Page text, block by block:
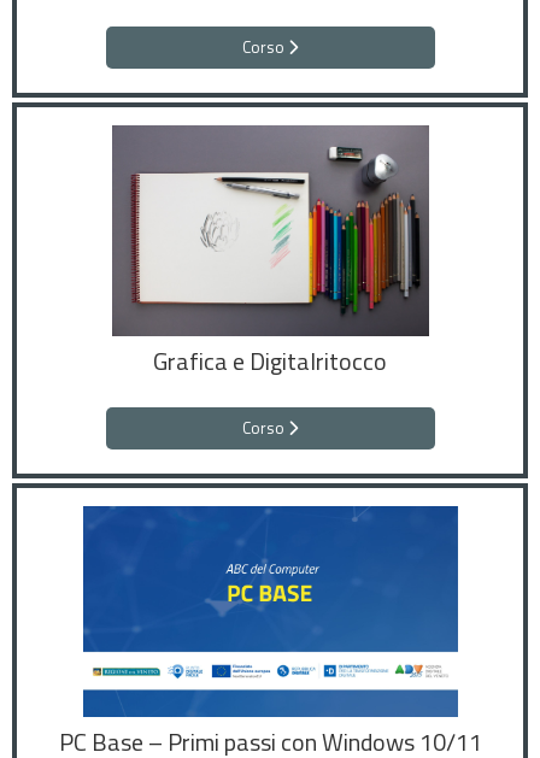
Corso
Grafica e Digitalritocco
Corso
PC Base – Primi passi con Windows 10/11